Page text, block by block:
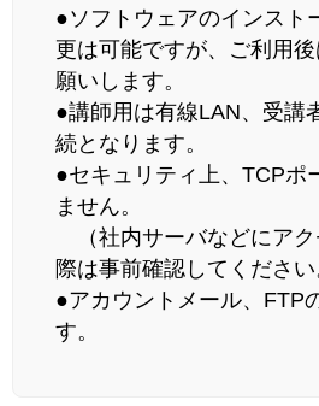
●ソフトウェアのインスト
更は可能ですが、ご利用
願いします。
●講師用は有線LAN、受講
続となります。
●セキュリティ上、TCPポ
ません。
（社内サーバなどにアク
際は事前確認してください
●アカウントメール、FTP
す。